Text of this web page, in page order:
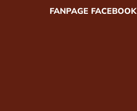
FANPAGE FACEBOOK